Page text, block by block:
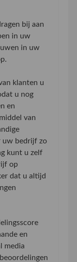
bij aan
in uw
in uw
klanten u
u nog
en
van
uw bedrijf zo
kunt u zelf
op
dat u altijd
en
media